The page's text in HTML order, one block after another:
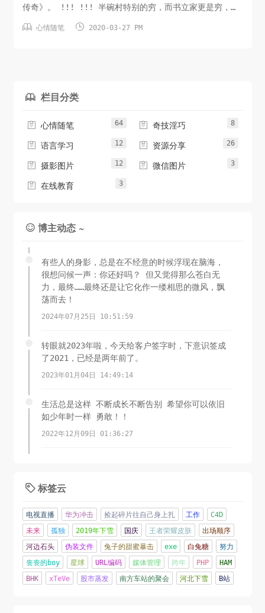
传奇》。 !!! !!! 半碗村特别的穷，而书立家更是穷，穷
这些丝毫没有磨灭书立与生俱来的数学天分。无意之中，徐
 心情随笔  2020-03-27 PM
 栏目分类
 心情随笔 64  奇技淫巧 8
 语言学习 12  资源分享 26
 摄影图片 12  微信图片 3
 在线教育 3
 博主动态 ~
有些人的身影，总是在不经意的时候浮现在脑海，
很想问候一声：你还好吗？ 但又觉得那么苍白无
力，最终……最终还是让它化作一缕相思的微风，飘
荡而去！
2024年07月25日 10:51:59
转眼就2023年啦，今天给客户签字时，下意识签成
了2021，已经是两年前了。
2023年01月04日 14:49:14
生活总是这样 不断成长不断告别 希望你可以依旧
如少年时一样 勇敢！！
2022年12月09日 01:36:27
对啊，太难啦
2022年01月08日 21:44:15
2021过得不是很容易
2022年01月08日 19:55:10
 标签云
电视直播 华为冲击 捡起碎片往自己身上扎 工作
C4D
未来
孤独 2019年下雪 国庆 王者荣耀皮肤
出场顺序
河边石头
伪装文件 兔子的甜蜜暴击 exe 白兔糖
努力
丧丧的boy
星球 URL编码 媒体管理 跨年 PHP
HAM
BHK
xTeVe 股市蒸发 南方车站的聚会 河北下雪 B站